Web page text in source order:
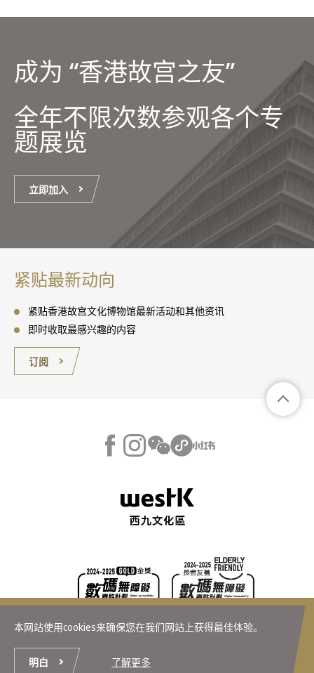
展厅 5
购票
成为 “香港故宫之友”
全年不限次数参观各个专
题展览
立即加入
紧贴最新动向
紧贴香港故宫文化博物馆最新活动和其他资讯
即时收取最感兴趣的内容
订阅
本网站使用cookies来确保您在我们网站上获得最佳体验。
明白 了解更多